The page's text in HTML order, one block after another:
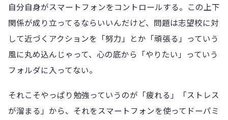
自分自身がスマートフォンをコントロールする。この上下
関係が成り立ってるならいいんだけど、問題は志望校に対
して近づくアクションを「努力」とか「頑張る」っていう
風に丸め込んじゃって、心の底から「やりたい」っていう
フォルダに入ってない。
それこそやっぱり勉強っていうのが「疲れる」「ストレス
が溜まる」から、それをスマートフォンを使ってドーパミ